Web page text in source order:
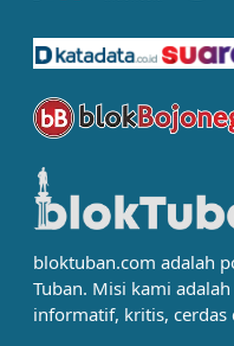
bloktuban.com adalah
Tuban. Misi kami
informatif, kritis, cerdas